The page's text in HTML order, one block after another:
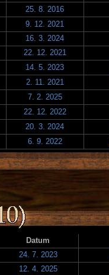
25. 8. 2016
9. 12. 2021
16. 3. 2024
22. 12. 2021
14. 5. 2023
2. 11. 2021
7. 2. 2025
22. 12. 2022
20. 3. 2024
6. 9. 2022
Datum
24. 7. 2023
12. 4. 2025